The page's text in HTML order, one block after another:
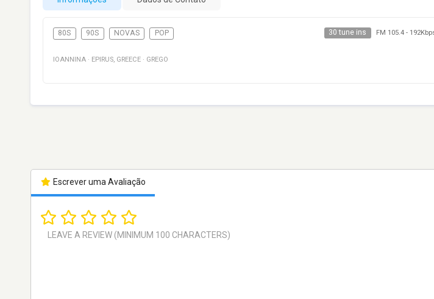
80S 90S NOVAS POP 30 tune ins FM 105.4-
IOANNINA · EPIRUS, GREECE · GREGO
Escrever uma Avaliação